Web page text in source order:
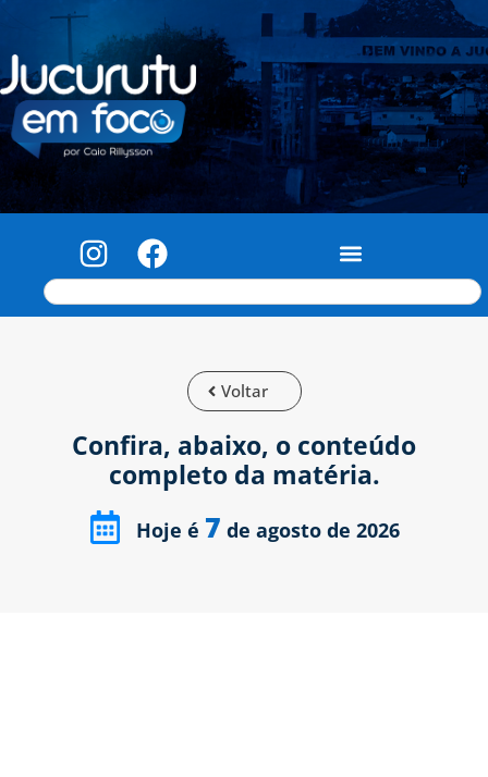
Voltar
Confira, abaixo, o conteúdo
completo da matéria.
Hoje é 7 de agosto de 2026